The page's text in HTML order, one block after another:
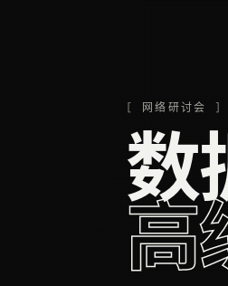
网络研讨会
数
高